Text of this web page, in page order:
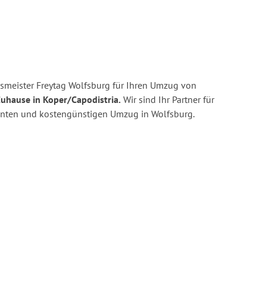
Freytag Wolfsburg für Ihren Umzug von
in Koper/Capodistria. Wir sind Ihr Partner für
und kostengünstigen Umzug in Wolfsburg.